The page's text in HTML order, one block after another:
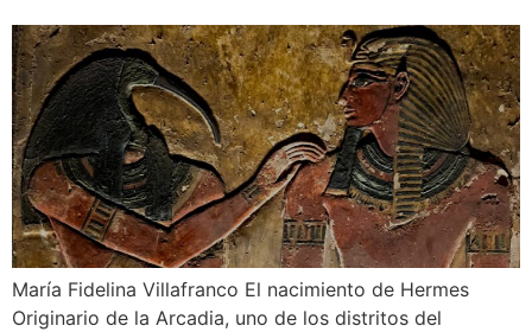
María Fidelina Villafranco El nacimiento de Hermes
Originario de la Arcadia, uno de los distritos del